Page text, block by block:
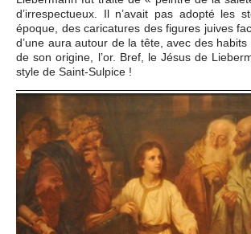
d’irrespectueux. Il n’avait pas adopté les
époque, des caricatures des figures juives
d’une aura autour de la tête, avec des
de son origine, l’or. Bref, le Jésus de
style de Saint-Sulpice !